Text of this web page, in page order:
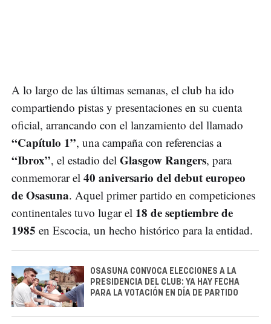
A lo largo de las últimas semanas, el club ha ido
compartiendo pistas y presentaciones en su cuenta
oficial, arrancando con el lanzamiento del llamado
“Capítulo 1”, una campaña con referencias a
“Ibrox”, el estadio del Glasgow Rangers, para
conmemorar el 40 aniversario del debut europeo
de Osasuna. Aquel primer partido en competiciones
continentales tuvo lugar el 18 de septiembre de
1985 en Escocia, un hecho histórico para la entidad.
OSASUNA CONVOCA ELECCIONES A LA
PRESIDENCIA DEL CLUB: YA HAY FECHA
PARA LA VOTACIÓN EN DÍA DE PARTIDO